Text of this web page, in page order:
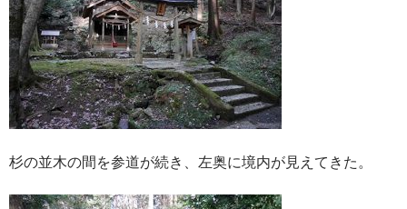
杉の並木の間を参道が続き、左奥に境内が見えてきた。